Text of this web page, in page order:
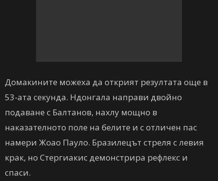
Домакините можеха да открият резултата още в
53-ата секунда. Ндонгала направи двойно
подаване с Балтанов, нахлу мощно в
наказателното поле на белите и с отличен пас
намери Жоао Пауло. Бразилецът стреля с левия
крак, но Стергиакис демонстрира рефлекс и
спаси.